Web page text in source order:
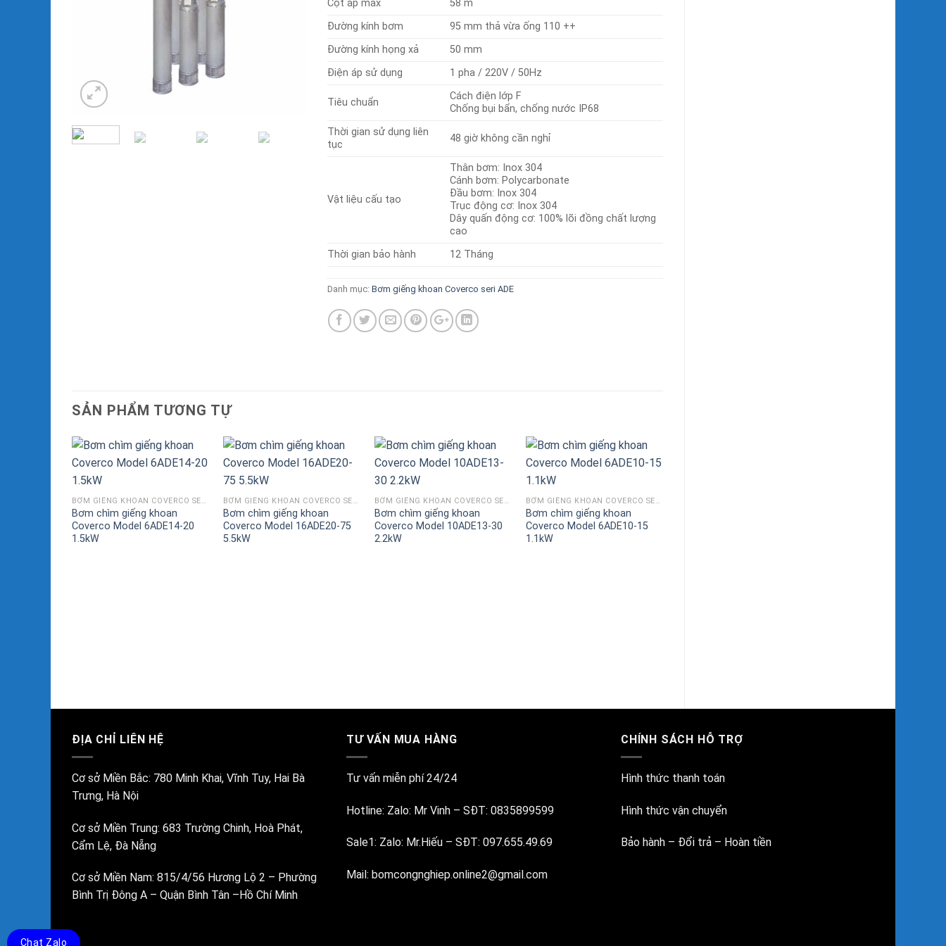
Cột áp max
58 m
Đường kính bơm
95 mm thả vừa ống 110 ++
Đường kính họng xả
50 mm
Điện áp sử dụng
1 pha / 220V / 50Hz
Tiêu chuẩn
Cách điện lớp F
Chống bụi bẩn, chống nước IP68
Thời gian sử dụng liên
tục
48 giờ không cần nghỉ
Vật liệu cấu tạo
Thân bơm: Inox 304
Cánh bơm: Polycarbonate
Đầu bơm: Inox 304
Trục động cơ: Inox 304
Dây quấn động cơ: 100% lõi đồng chất lượng
cao
Thời gian bảo hành
12 Tháng
Danh mục: Bơm giếng khoan Coverco seri ADE
SẢN PHẨM TƯƠNG TỰ
BƠM GIẾNG KHOAN COVERCO SERI ADE
Bơm chìm giếng khoan
Coverco Model 6ADE14-20
1.5kW
BƠM GIẾNG KHOAN COVERCO SERI ADE
Bơm chìm giếng khoan
Coverco Model 16ADE20-75
5.5kW
BƠM GIẾNG KHOAN COVERCO SERI ADE
Bơm chìm giếng khoan
Coverco Model 10ADE13-30
2.2kW
BƠM GIẾNG KHOAN COVERCO SERI ADE
Bơm chìm giếng khoan
Coverco Model 6ADE10-15
1.1kW
Chat Zalo
ĐỊA CHỈ LIÊN HỆ
Cơ sở Miền Bắc: 780 Minh Khai, Vĩnh Tuy, Hai Bà
Trưng, Hà Nội
Cơ sở Miền Trung: 683 Trường Chinh, Hoà Phát,
Cẩm Lệ, Đà Nẵng
Cơ sở Miền Nam: 815/4/56 Hương Lộ 2 – Phường
Bình Trị Đông A – Quận Bình Tân –Hồ Chí Minh
TƯ VẤN MUA HÀNG
Tư vấn miễn phí 24/24
Hotline: Zalo: Mr Vinh– SĐT: 0835899599
Sale1: Zalo: Mr.Hiếu– SĐT: 097.655.49.69
Mail: bomcongnghiep.online2@gmail.com
CHÍNH SÁCH HỖ TRỢ
Hình thức thanh toán
Hình thức vận chuyển
Bảo hành – Đổi trả – Hoàn tiền